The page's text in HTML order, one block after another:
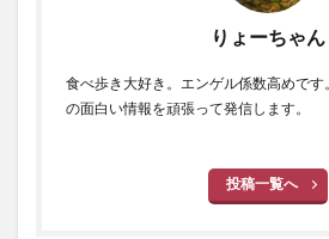
りょーちゃん
食べ歩き大好き。エンゲル係数高めで
の面白い情報を頑張って発信します。
投稿一覧へ